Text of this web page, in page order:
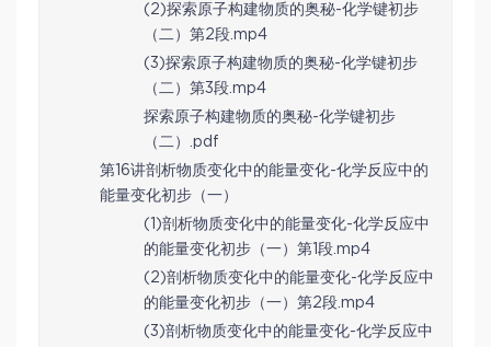
(2)探索原子构建物质的奥秘-化学键初步
（二）第2段.mp4
(3)探索原子构建物质的奥秘-化学键初步
（二）第3段.mp4
探索原子构建物质的奥秘-化学键初步
（二）.pdf
第16讲剖析物质变化中的能量变化-化学反应中的
能量变化初步（一）
(1)剖析物质变化中的能量变化-化学反应中
的能量变化初步（一）第1段.mp4
(2)剖析物质变化中的能量变化-化学反应中
的能量变化初步（一）第2段.mp4
(3)剖析物质变化中的能量变化-化学反应中